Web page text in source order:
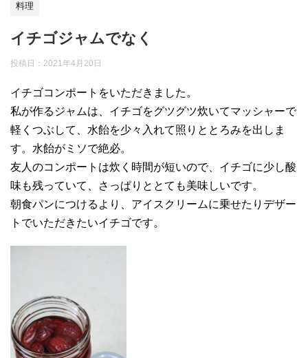
料理
イチゴジャムでなく
投稿日： 2021年4月20日
イチゴコンポートをいただきました。
私が作るジャムは、イチゴをグツグツ炊いてマッシャーで
軽くつぶして、水飴を少々入れて照りととろみを出しま
す。水飴がミソで絶必。
友人のコンポートは炊く時間が短いので、イチゴに少し酸
味も残っていて、さっぱりととても美味しいです。
朝食パンにつけるより、アイスクリームに乗せたりデザー
トでいただきたいイチゴです。